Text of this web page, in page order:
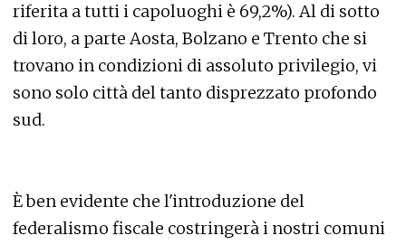
riferita a tutti i capoluoghi è 69,2%). Al di sotto
di loro, a parte Aosta, Bolzano e Trento che si
trovano in condizioni di assoluto privilegio, vi
sono solo città del tanto disprezzato profondo
sud.
È ben evidente che l'introduzione del
federalismo fiscale costringerà i nostri comuni